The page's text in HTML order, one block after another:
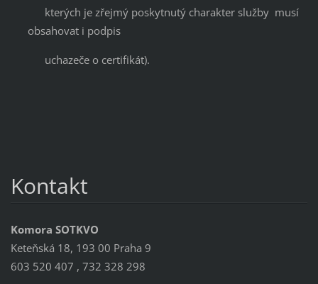
kterých je zřejmý poskytnutý charakter služby musí
obsahovat i podpis
uchazeče o certifikát).
Kontakt
Komora SOTKVO
Keteňská 18, 193 00 Praha 9
603 520 407 , 732 328 298